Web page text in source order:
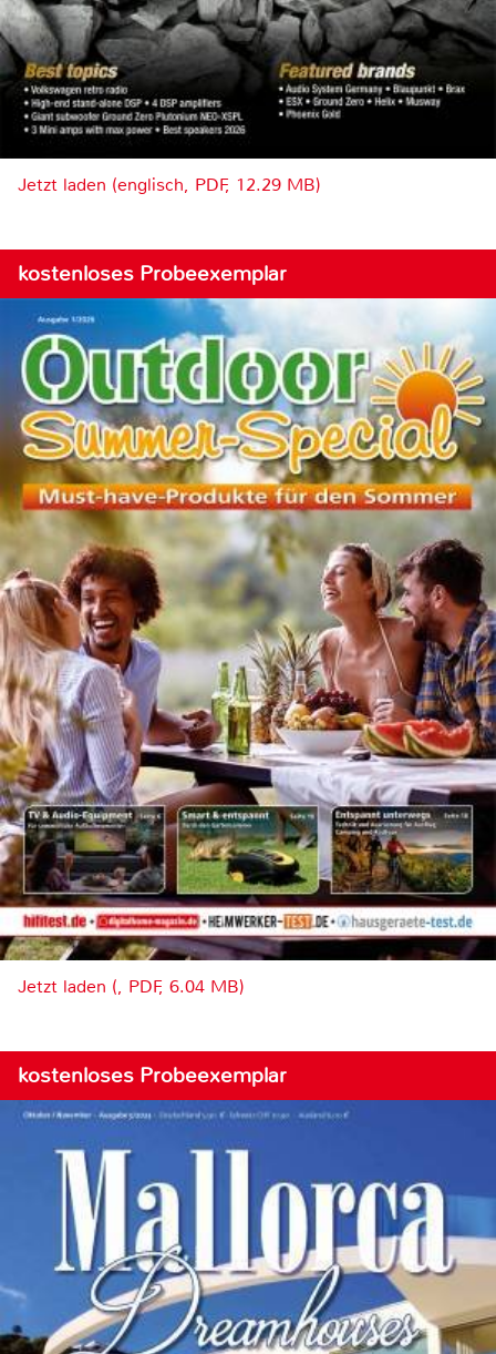
Jetzt laden (englisch, PDF, 12.29 MB)
kostenloses Probeexemplar
Jetzt laden (, PDF, 6.04 MB)
kostenloses Probeexemplar